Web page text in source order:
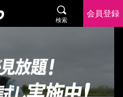
検索
会員登録